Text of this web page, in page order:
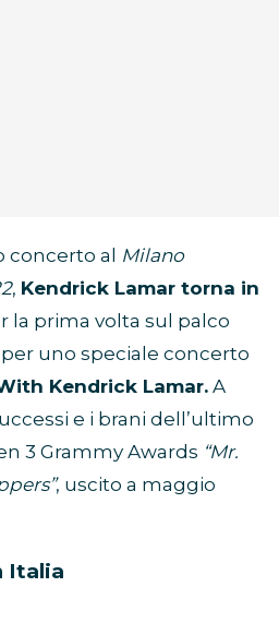
concerto al Milano
, Kendrick Lamar torna in
la prima volta sul palco
per uno speciale concerto
Kendrick Lamar. A
e i brani dell’ultimo
3 Grammy Awards “Mr.
, uscito a maggio
Italia